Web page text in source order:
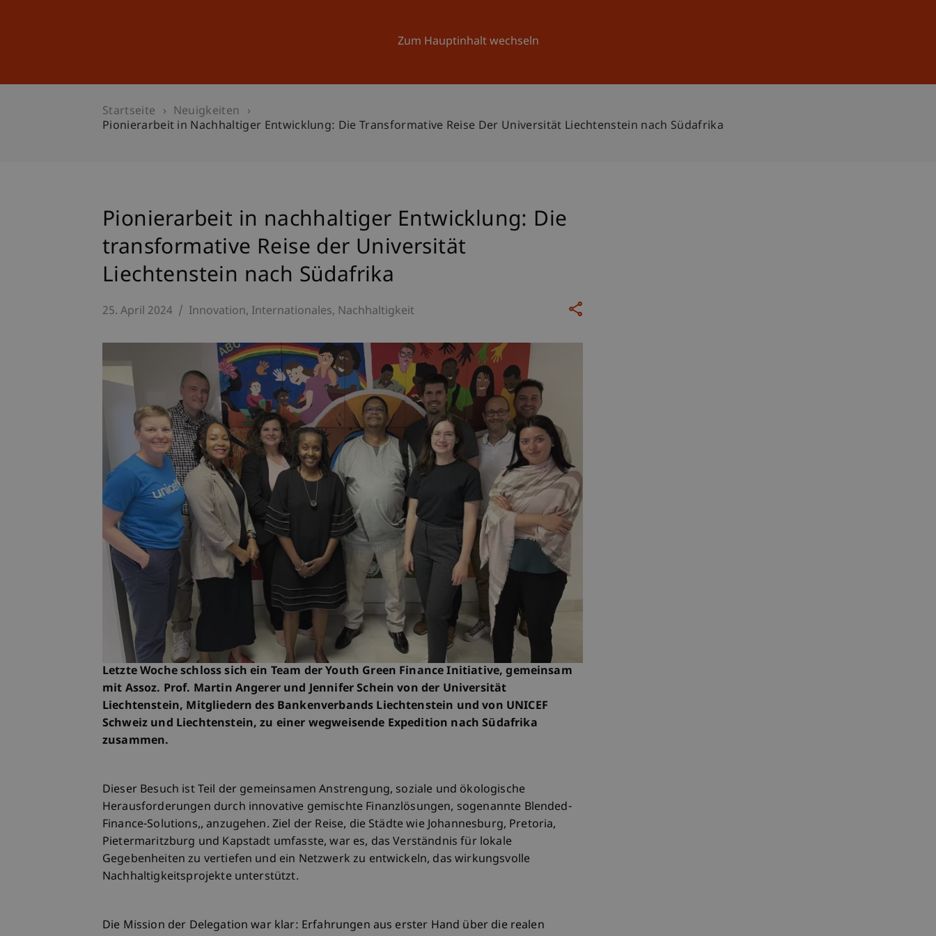
Zum Hauptinhalt wechseln
Universität Aktuelles
Startseite
Neuigkeiten
Pionierarbeit in Nachhaltiger Entwicklung: Die Transformative Reise Der Universität Liechtenstein nach Südafrika
Pionierarbeit in nachhaltiger Entwicklung: Die
transformative Reise der Universität
Liechtenstein nach Südafrika
25. April 2024 Innovation Internationales Nachhaltigkeit
Letzte Woche schloss sich ein Team der Youth Green Finance Initiative, gemeinsam
mit Assoz. Prof. Martin Angerer und Jennifer Schein von der Universität
Liechtenstein, Mitgliedern des Bankenverbands Liechtenstein und von UNICEF
Schweiz und Liechtenstein, zu einer wegweisende Expedition nach Südafrika
zusammen.
Dieser Besuch ist Teil der gemeinsamen Anstrengung, soziale und ökologische
Herausforderungen durch innovative gemischte Finanzlösungen, sogenannte Blended-
Finance-Solutions,, anzugehen. Ziel der Reise, die Städte wie Johannesburg, Pretoria,
Pietermaritzburg und Kapstadt umfasste, war es, das Verständnis für lokale
Gegebenheiten zu vertiefen und ein Netzwerk zu entwickeln, das wirkungsvolle
Nachhaltigkeitsprojekte unterstützt.
Die Mission der Delegation war klar: Erfahrungen aus erster Hand über die realen